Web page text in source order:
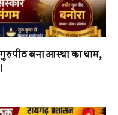
पीठ बना आस्था का धाम,